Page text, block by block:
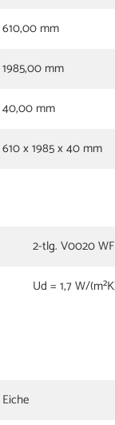
610,00 mm
1985,00 mm
40,00 mm
610 x 1985 x 40 mm
2-tlg. V0020
Ud = 1,7 W/
Eiche